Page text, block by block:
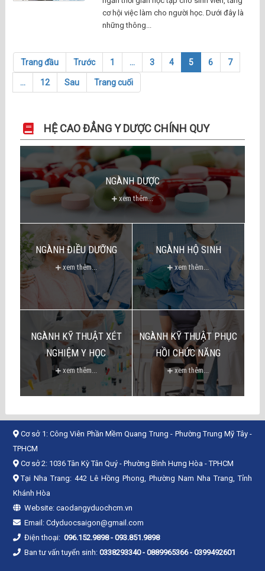
cơ hội việc làm cho người học. Dưới đây là
những thông...
Trang đầu Trước 1 ... 3 4 5 6 7
... 12 Sau Trang cuối
HỆ CAO ĐẲNG Y DƯỢC CHÍNH QUY
NGÀNH DƯỢC
xem thêm...
NGÀNH ĐIỀU DƯỠNG
xem thêm...
NGÀNH HỘ SINH
xem thêm...
NGÀNH KỸ THUẬT XÉT
NGHIỆM Y HỌC
xem thêm...
NGÀNH KỸ THUẬT PHỤC
HỒI CHỨC NĂNG
xem thêm...
Cơ sở 1: Công Viên Phần Mềm Quang Trung - Phường Trung Mỹ Tây -
TPHCM
Cơ sở 2: 1036 Tân Kỳ Tân Quý - Phường Bình Hưng Hòa - TPHCM
Tại Nha Trang: 442 Lê Hồng Phong, Phường Nam Nha Trang, Tỉnh
Khánh Hòa
Website: caodangyduochcm.vn
Email: Cdyduocsaigon@gmail.com
Điện thoại: 096.152.9898- 093.851.9898
Ban tư vấn tuyển sinh: 0338293340 - 0889965366 - 0399492601